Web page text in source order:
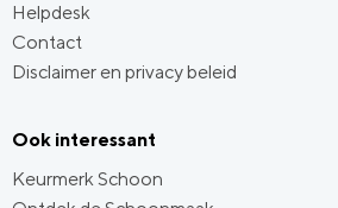
Helpdesk
Contact
Disclaimer en privacy beleid
Ook interessant
Keurmerk Schoon